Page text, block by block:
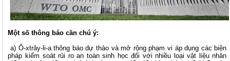
Một số thông báo cần chú ý:
a) Ô-xtrây-li-a thông báo dự thảo và mở rộng phạm vi áp dụng các biện
pháp kiểm soát rủi ro an toàn sinh học đối với nhiều loại vật liệu nhân